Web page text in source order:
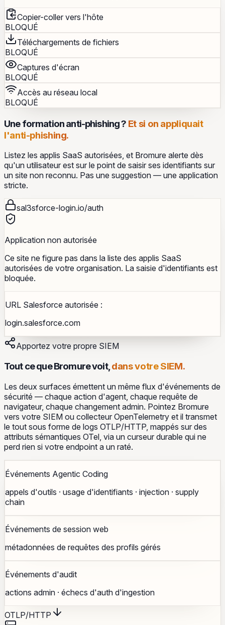
Copier-coller vers l'hôte
BLOQUÉ
Téléchargements de fichiers
BLOQUÉ
Captures d'écran
BLOQUÉ
Accès au réseau local
BLOQUÉ
Une formation anti-phishing ? Et si on appliquait
l'anti-phishing.
Listez les applis SaaS autorisées, et Bromure alerte dès
qu'un utilisateur est sur le point de saisir ses identifiants sur
un site non reconnu. Pas une suggestion — une application
stricte.
sal3sforce-login.io/auth
Application non autorisée
Ce site ne figure pas dans la liste des applis SaaS
autorisées de votre organisation. La saisie d'identifiants est
bloquée.
URL Salesforce autorisée :
login.salesforce.com
Apportez votre propre SIEM
Tout ce que Bromure voit,dans votre SIEM.
Les deux surfaces émettent un même flux d'événements de
sécurité — chaque action d'agent, chaque requête de
navigateur, chaque changement admin. Pointez Bromure
vers votre SIEM ou collecteur OpenTelemetry et il transmet
le tout sous forme de logs OTLP/HTTP, mappés sur des
attributs sémantiques OTel, via un curseur durable qui ne
perd rien si votre endpoint a un raté.
Événements Agentic Coding
appels d'outils · usage d'identifiants · injection · supply
chain
Événements de session web
métadonnées de requêtes des profils gérés
Événements d'audit
actions admin · échecs d'auth d'ingestion
OTLP/HTTP